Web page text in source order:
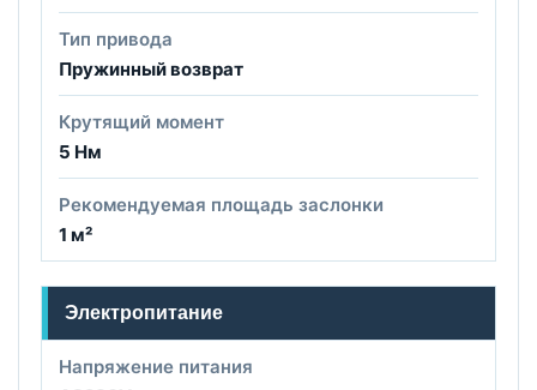
Тип привода
Пружинный возврат
Крутящий момент
5 Нм
Рекомендуемая площадь заслонки
1 м²
Электропитание
Напряжение питания